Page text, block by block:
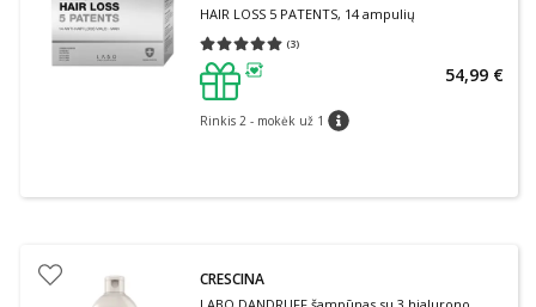
HAIR LOSS 5 PATENTS, 14 ampulių
(3)
Vidutinis įvertinimas 5.00
patarimas
Rinkis 2 - mokėk už 1 patarimas
54,99 €
CRESCINA